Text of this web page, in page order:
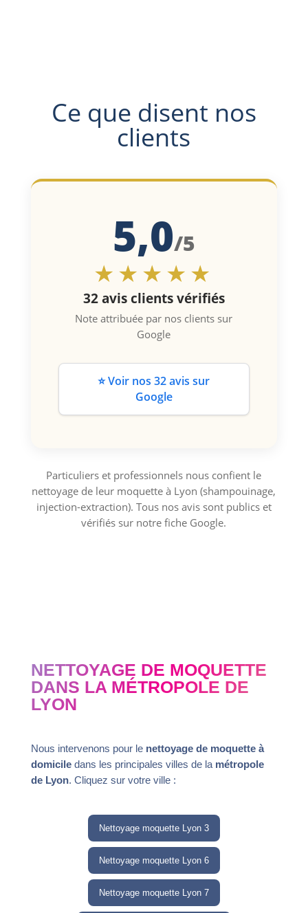
Ce que disent nos
clients
5,0/5
★★★★★
32 avis clients vérifiés
Note attribuée par nos clients sur
Google
⭐ Voir nos 32 avis sur
Google
Particuliers et professionnels nous confient le
nettoyage de leur moquette à Lyon (shampouinage,
injection-extraction). Tous nos avis sont publics et
vérifiés sur notre fiche Google.
NETTOYAGE DE MOQUETTE
DANS LA MÉTROPOLE DE
LYON
Nous intervenons pour le nettoyage de moquette à
domiciledans les principales villes de la métropole
de Lyon. Cliquez sur votre ville :
Nettoyage moquette Lyon 3
Nettoyage moquette Lyon 6
Nettoyage moquette Lyon 7